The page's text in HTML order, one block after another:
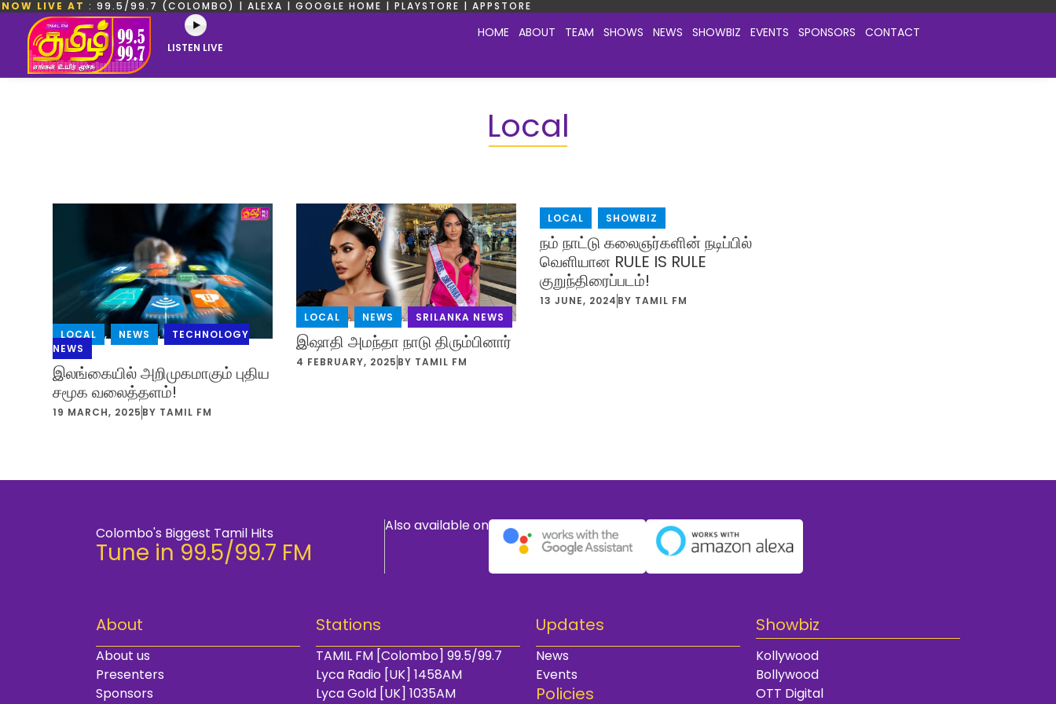
NOW LIVE AT : 99.5/99.7 (COLOMBO) | ALEXA | GOOGLE HOME | PLAYSTORE | APPSTORE
LISTEN LIVE
HOME ABOUT TEAM SHOWS NEWS SHOWBIZ EVENTS SPONSORS CONTACT
Local
LOCAL , NEWS ,
TECHNOLOGY
NEWS
இலங்கையில் அறிமுகமாகும் புதிய
சமூக வலைத்தளம்!
19 MARCH, 2025 BY TAMIL FM
LOCAL , NEWS , SRILANKA NEWS
இஷாதி அமந்தா நாடு திரும்பினார்
4 FEBRUARY, 2025 BY TAMIL FM
LOCAL SHOWBIZ
நம் நாட்டு கலைஞர்களின் நடிப்பில்
வெளியான RULE IS RULE
குறுந்திரைப்படம்!
13 JUNE, 2024 BY TAMIL FM
Colombo's Biggest Tamil Hits
Tune in 99.5/99.7 FM
Also available on
About
About us
Presenters
Sponsors
Stations
TAMIL FM [Colombo] 99.5/99.7
Lyca Radio [UK] 1458AM
Lyca Gold [UK] 1035AM
Updates
News
Events
Policies
Showbiz
Kollywood
Bollywood
OTT Digital